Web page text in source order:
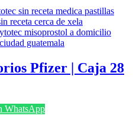
Pfizer | Caja 28
WhatsApp